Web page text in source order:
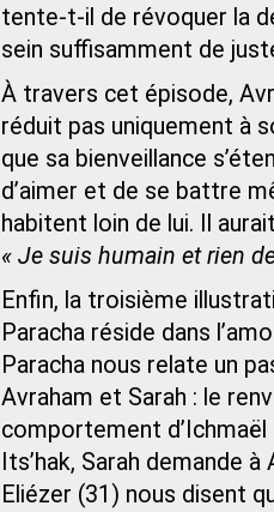
tente-t-il de révoquer la
sein suffisamment de
À travers cet épisode,
réduit pas uniquement à
que sa bienveillance
d’aimer et de se battre
habitent loin de lui. Il
« Je suis humain et rien
Enfin, la troisième
Paracha réside dans
Paracha nous relate un
Avraham et Sarah : le
comportement
Its’hak, Sarah demande
Eliézer (31) nous disent